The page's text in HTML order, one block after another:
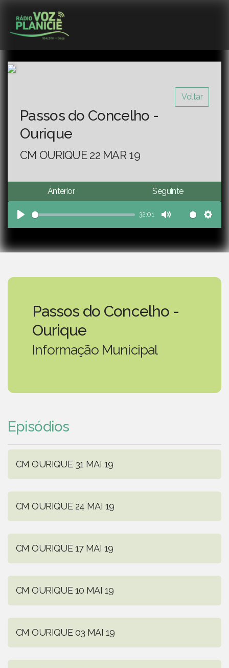
Voltar
Passos do Concelho -
Ourique
CM OURIQUE 22 MAR 19
Anterior Seguinte
Play
32:01
Mute
Passos do Concelho -
Ourique
Informação Municipal
Episódios
CM OURIQUE 31 MAI 19
CM OURIQUE 24 MAI 19
CM OURIQUE 17 MAI 19
CM OURIQUE 10 MAI 19
CM OURIQUE 03 MAI 19